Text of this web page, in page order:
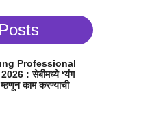
Professional
: सेबीमध्ये ‘यंग
काम करण्याची